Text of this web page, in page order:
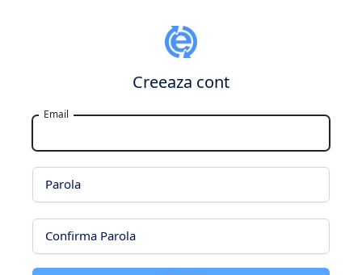
Creeaza cont
Email
Parola
Confirma Parola